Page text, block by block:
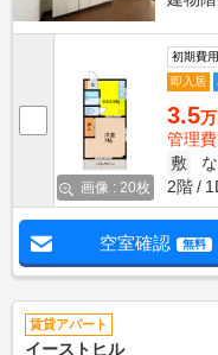
画像 : 20枚
初期費
即入居
3.5
管理
敷
2階
空室確認 無料
賃貸アパート
イーストヒル